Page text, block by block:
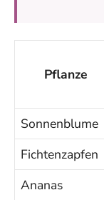
Pflanze
Sonnenblume
Fichtenzapfen
Ananas